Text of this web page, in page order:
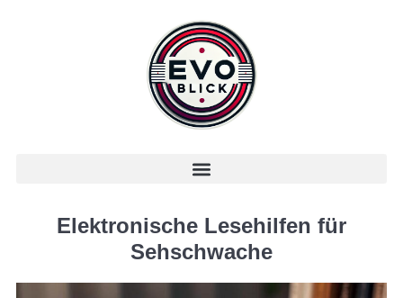
Elektronische Lesehilfen für
Sehschwache